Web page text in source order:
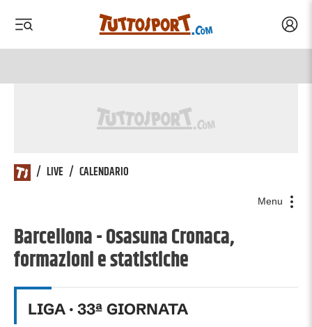
/ LIVE / CALENDARIO
Menu
Barcellona - Osasuna Cronaca,
formazioni e statistiche
LIGA · 33ª GIORNATA